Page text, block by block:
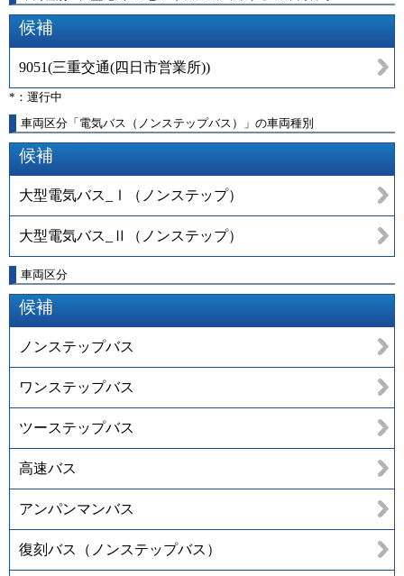
候補
9051(三重交通(四日市営業所))
*：運行中
車両区分「電気バス（ノンステップバス）」の車両種別
候補
大型電気バス_Ⅰ（ノンステップ）
大型電気バス_Ⅱ（ノンステップ）
車両区分
候補
ノンステップバス
ワンステップバス
ツーステップバス
高速バス
アンパンマンバス
復刻バス（ノンステップバス）